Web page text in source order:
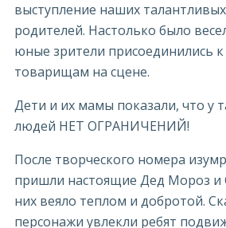
выступление наших
родителей. Настолько было
юные зрители присоединились
товарищам на сцене.
Дети и их мамы показали, что у
людей НЕТ ОГРАНИЧЕНИЙ!
После творческого номера
пришли настоящие Дед Мороз и
них веяло теплом и добротой.
персонажи увлекли ребят